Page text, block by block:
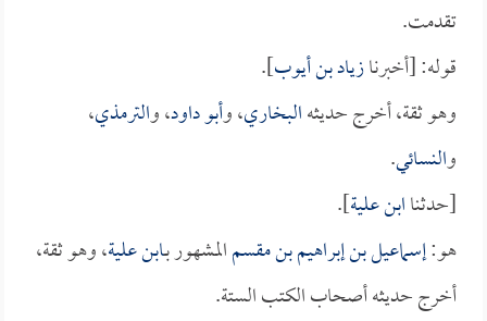
تقدمت.
قوله: [أخبرنازياد بن أيوب].
وهو ثقة، أخرج حديثهالبخاري، وأبو داود، والترمذي،
والنسائي.
[حدثناابن علية].
هو:إسماعيل بن إبراهيم بن مقسمالمشهور بـابن علية، وهو ثقة،
أخرج حديثه أصحاب الكتب الستة.